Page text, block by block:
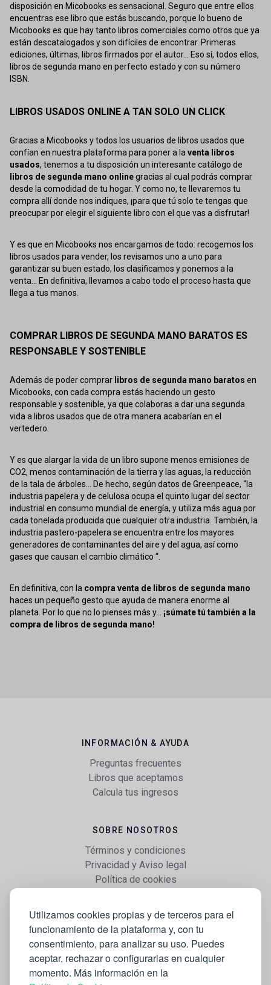
Utilizamos cookies propias y de terceros para el
funcionamiento de la plataforma y, con tu
consentimiento, para analizar su uso. Puedes
aceptar, rechazar o configurarlas en cualquier
momento. Más información en la
disposición en Micobooks es sensacional. Seguro que entre ellos
encuentras ese libro que estás buscando, porque lo bueno de
Micobooks es que hay tanto libros comerciales como otros que ya
están descatalogados y son difíciles de encontrar. Primeras
ediciones, últimas, libros firmados por el autor... Eso sí, todos ellos,
libros de segunda mano en perfecto estado y con su número
ISBN.
LIBROS USADOS ONLINE A TAN SOLO UN CLICK
Gracias a Micobooks y todos los usuarios de libros usados que
confían en nuestra plataforma para poner a laventa libros
usados, tenemos a tu disposición un interesante catálogo de
libros de segunda mano onlinegracias al cual podrás comprar
desde la comodidad de tu hogar. Y como no, te llevaremos tu
compra allí donde nos indiques, ¡para que tú solo te tengas que
preocupar por elegir el siguiente libro con el que vas a disfrutar!
Y es que en Micobooks nos encargamos de todo: recogemos los
libros usados para vender, los revisamos uno a uno para
garantizar su buen estado, los clasificamos y ponemos a la
venta... En definitiva, llevamos a cabo todo el proceso hasta que
llega a tus manos.
COMPRAR LIBROS DE SEGUNDA MANO BARATOS ES
RESPONSABLE Y SOSTENIBLE
Además de poder comprar libros de segunda mano baratos en
Micobooks, con cada compra estás haciendo un gesto
responsable y sostenible, ya que colaboras a dar una segunda
vida a libros usados que de otra manera acabarían en el
vertedero.
Y es que alargar la vida de un libro supone menos emisiones de
CO2, menos contaminación de la tierra y las aguas, la reducción
de la tala de árboles... De hecho, según datos de Greenpeace, “la
industria papelera y de celulosa ocupa el quinto lugar del sector
industrial en consumo mundial de energía, y utiliza más agua por
cada tonelada producida que cualquier otra industria. También, la
industria pastero-papelera se encuentra entre los mayores
generadores de contaminantes del aire y del agua, así como
gases que causan el cambio climático “.
En definitiva, con la compra venta de libros de segunda mano
haces un pequeño gesto que ayuda de manera enorme al
planeta. Por lo que no lo pienses más y... ¡súmate tú también a la
compra de libros de segunda mano!
INFORMACIÓN & AYUDA
Preguntas frecuentes
Libros que aceptamos
Calcula tus ingresos
SOBRE NOSOTROS
Términos y condiciones
Privacidad y Aviso legal
Política de cookies
WEB
Vender libros
Mi cuenta
Comprar libros